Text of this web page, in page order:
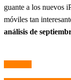
guante a los nuevos
móviles tan
análisis de